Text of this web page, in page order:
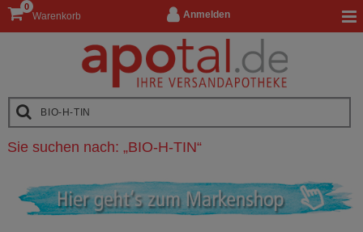
Anmelden
Warenkorb
0
Sie suchen nach: „BIO-H-TIN“